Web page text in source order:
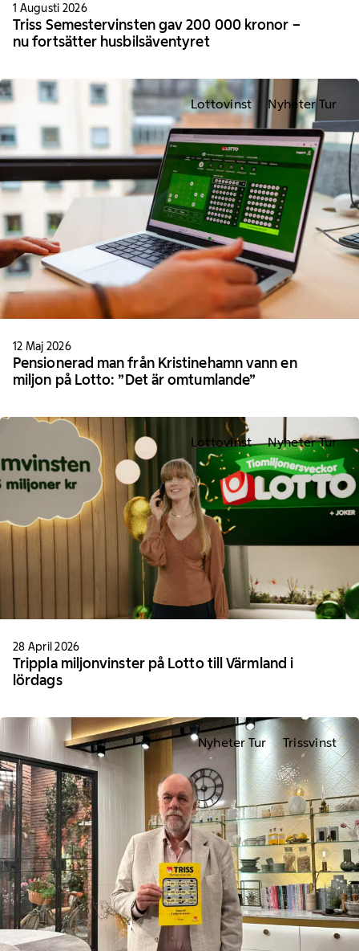
1 Augusti 2026
Triss Semestervinsten gav 200 000 kronor –
nu fortsätter husbilsäventyret
Lottovinst Nyheter Tur
12 Maj 2026
Pensionerad man från Kristinehamn vann en
miljon på Lotto: ”Det är omtumlande”
Lottovinst Nyheter Tur
28 April 2026
Trippla miljonvinster på Lotto till Värmland i
lördags
Nyheter Tur Trissvinst